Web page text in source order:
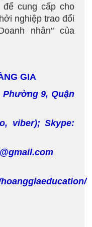
để cung cấp cho
nghiệp trao đổi
nhân" của
GIA
Phường 9, Quận
viber); Skype: